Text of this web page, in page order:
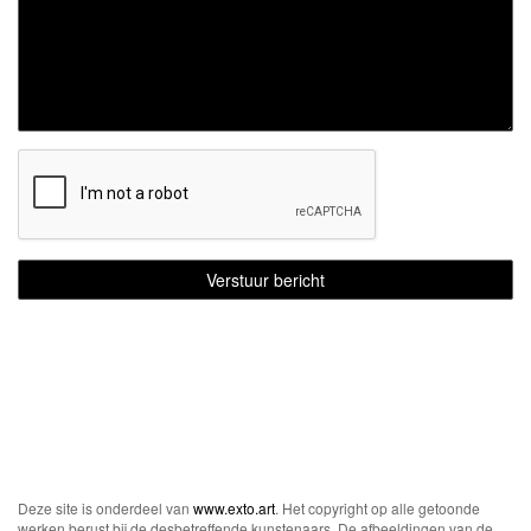
Deze site is onderdeel van www.exto.art. Het copyright op alle getoonde